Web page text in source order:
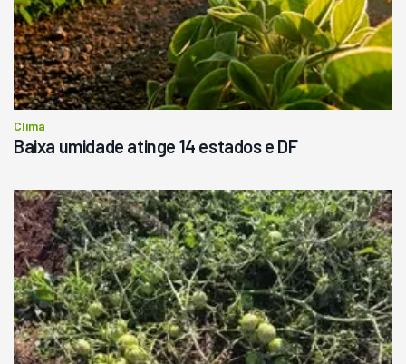
Clima
Baixa umidade atinge 14 estados e DF